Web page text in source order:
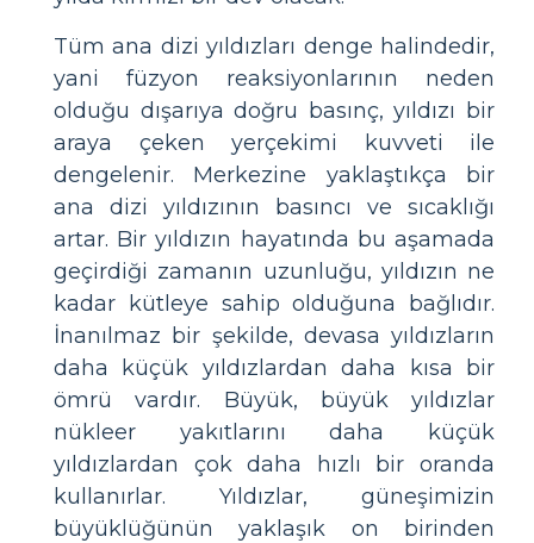
Tüm ana dizi yıldızları denge halindedir,
yani füzyon reaksiyonlarının neden
olduğu dışarıya doğru basınç, yıldızı bir
araya çeken yerçekimi kuvveti ile
dengelenir. Merkezine yaklaştıkça bir
ana dizi yıldızının basıncı ve sıcaklığı
artar. Bir yıldızın hayatında bu aşamada
geçirdiği zamanın uzunluğu, yıldızın ne
kadar kütleye sahip olduğuna bağlıdır.
İnanılmaz bir şekilde, devasa yıldızların
daha küçük yıldızlardan daha kısa bir
ömrü vardır. Büyük, büyük yıldızlar
nükleer yakıtlarını daha küçük
yıldızlardan çok daha hızlı bir oranda
kullanırlar. Yıldızlar, güneşimizin
büyüklüğünün yaklaşık on birinden